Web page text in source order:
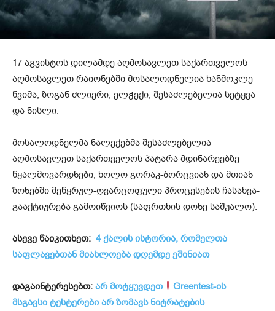
17 აგვისტოს დილამდე აღმოსავლეთ საქართველოს
აღმოსავლეთ რაიონებში მოსალოდნელია ხანმოკლე
წვიმა, ზოგან ძლიერი, ელჭექი, შესაძლებელია სეტყვა
და ნისლი.
მოსალოდნელმა ნალექებმა შესაძლებელია
აღმოსავლეთ საქართველოს პატარა მდინარეებზე
წყალმოვარდნები, ხოლო გორაკ-ბორცვიან და მთიან
ზონებში მეწყრულ-ღვარცოფული პროცესების ჩასახვა-
გააქტიურება გამოიწვიოს (საფრთხის დონე საშუალო).
ასევე წაიკითხეთ: 4 ქალის ისტორია, რომელთა
საფლავებთან მიახლოება დღემდე ეშინიათ
დაგაინტერესებთ: არ მოტყუვდეთ
Greentest-ის
მსგავსი ტესტერები არ ზომავს ნიტრატების